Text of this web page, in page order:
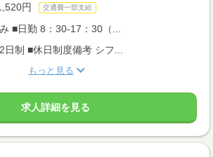
円 交通費一部支給
■日勤 8：30-17：30（...
日制 ■休日制度備考 シフ...
もっと見る
求人詳細を見る